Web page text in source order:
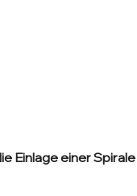
einer Spirale